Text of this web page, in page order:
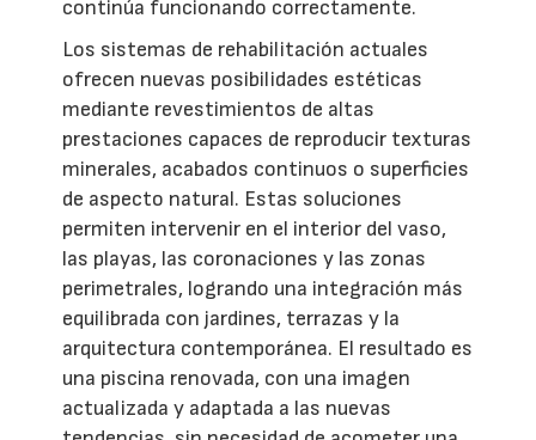
continúa funcionando correctamente.
Los sistemas de rehabilitación actuales
ofrecen nuevas posibilidades estéticas
mediante revestimientos de altas
prestaciones capaces de reproducir texturas
minerales, acabados continuos o superficies
de aspecto natural. Estas soluciones
permiten intervenir en el interior del vaso,
las playas, las coronaciones y las zonas
perimetrales, logrando una integración más
equilibrada con jardines, terrazas y la
arquitectura contemporánea. El resultado es
una piscina renovada, con una imagen
actualizada y adaptada a las nuevas